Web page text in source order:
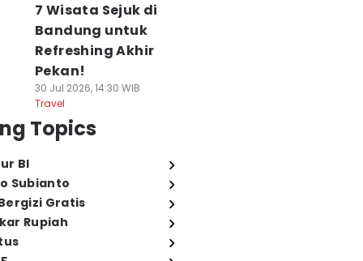
7 Wisata Sejuk di
Bandung untuk
Refreshing Akhir
Pekan!
30 Jul 2026, 14:30 WIB
Travel
Topics
BI
Subianto
Gratis
Rupiah